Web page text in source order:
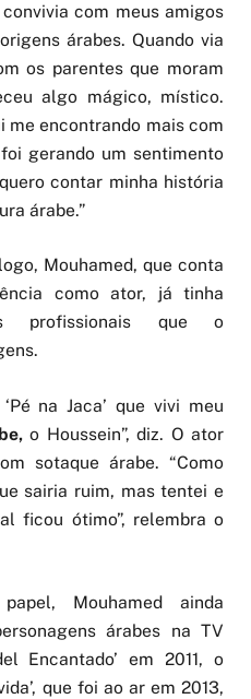
com meus amigos
árabes. Quando via
os parentes que moram
algo mágico, místico.
me encontrando mais com
gerando um sentimento
contar minha história
árabe.”
Mouhamed, que conta
como ator, já tinha
profissionais que o
na Jaca’ que vivi meu
o Houssein”, diz. O ator
sotaque árabe. “Como
sairia ruim, mas tentei e
ficou ótimo”, relembra o
Mouhamed ainda
árabes na TV
Encantado’ em 2011, o
que foi ao ar em 2013,